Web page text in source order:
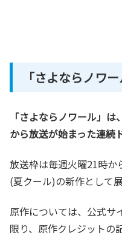
「さよならノワ
「さよならノワール」
から放送が始まった連続
放送枠は毎週火曜21時か
(夏クール)の新作として
原作については、公式サ
限り、原作クレジットの